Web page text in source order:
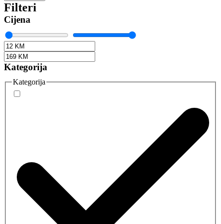
Filteri
Cijena
Kategorija
Kategorija